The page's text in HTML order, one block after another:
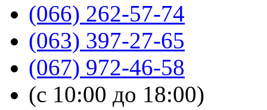
(066) 262-57-74
(063) 397-27-65
(067) 972-46-58
(с 10:00 до 18:00)